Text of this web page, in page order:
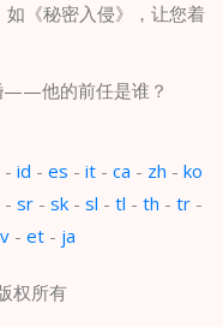
《秘密入侵》，让您着
——他的前任是谁？
- id - es - it- ca - zh - ko
- sr- sk- sl - tl - th - tr-
- et- ja
权所有